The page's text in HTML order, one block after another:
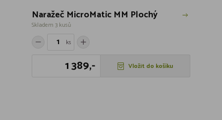
Naražeč MicroMatic MM Plochý
Skladem 3 kusů
ks
1 389,- Vložit do košíku